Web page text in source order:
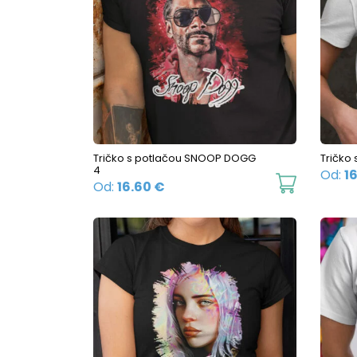
chosen
the
product
page
Tričko s potlačou SNOOP DOGG
4
Od: 16.60 €
This
has
multiple
variants.
options
may
Tričko
Od: